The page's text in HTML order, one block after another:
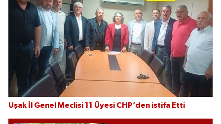
Uşak İl Genel Meclisi 11 Üyesi CHP’den istifa Etti